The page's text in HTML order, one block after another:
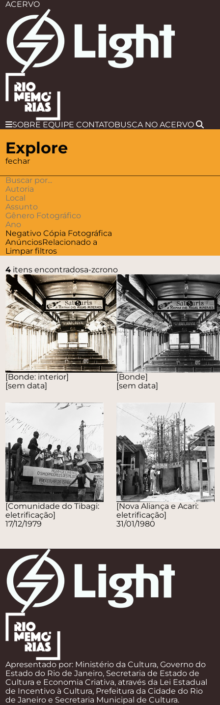
ACERVO
SOBRE EQUIPE CONTATOBUSCA NO ACERVO
Explore
fechar
Negativo Cópia Fotográfica
AnúnciosRelacionado a
Limpar filtros
4 itens encontradosa-zcrono
[Bonde: interior]
[sem data]
[Bonde]
[sem data]
[Comunidade do Tibagi:
eletrificação]
17/12/1979
[Nova Aliança e Acari:
eletrificação]
31/01/1980
Apresentado por: Ministério da Cultura, Governo do
Estado do Rio de Janeiro, Secretaria de Estado de
Cultura e Economia Criativa, através da Lei Estadual
de Incentivo à Cultura, Prefeitura da Cidade do Rio
de Janeiro e Secretaria Municipal de Cultura.